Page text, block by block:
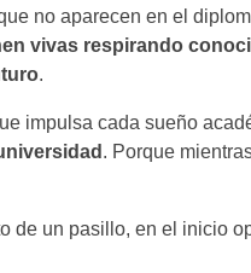
no aparecen en el
vivas respirando
.
impulsa cada sueño
. Porque
de un pasillo, en el inicio